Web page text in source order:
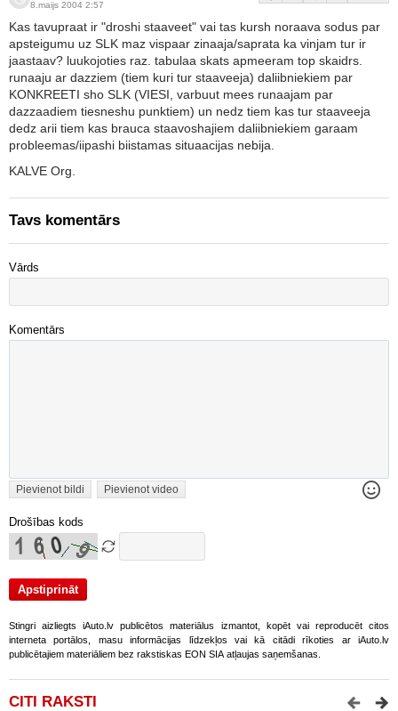
8.maijs 2004 2:57
Kas tavupraat ir "droshi staaveet" vai tas kursh noraava sodus par
apsteigumu uz SLK maz vispaar zinaaja/saprata ka vinjam tur ir
jaastaav? luukojoties raz. tabulaa skats apmeeram top skaidrs.
runaaju ar dazziem (tiem kuri tur staaveeja) daliibniekiem par
KONKREETI sho SLK (VIESI, varbuut mees runaajam par
dazzaadiem tiesneshu punktiem) un nedz tiem kas tur staaveeja
dedz arii tiem kas brauca staavoshajiem daliibniekiem garaam
probleemas/iipashi biistamas situaacijas nebija.
KALVE Org.
Tavs komentārs
Vārds
Komentārs
Pievienot bildi Pievienot video
Drošības kods
Stingri aizliegts iAuto.lv publicētos materiālus izmantot, kopēt vai reproducēt citos
interneta portālos, masu informācijas līdzekļos vai kā citādi rīkoties ar iAuto.lv
publicētajiem materiāliem bez rakstiskas EON SIA atļaujas saņemšanas.
CITI RAKSTI